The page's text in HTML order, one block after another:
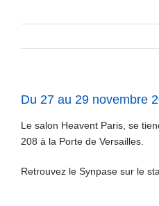
Du 27 au 29 novembre
Le salon Heavent Paris, se
208 à la Porte de Versailles.
Retrouvez le Synpase sur le